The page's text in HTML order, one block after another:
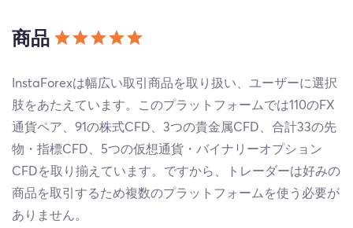
商品
InstaForexは幅広い取引商品を取り扱い、ユーザーに選択
肢をあたえています。このプラットフォームでは110のFX
通貨ペア、91の株式CFD、3つの貴金属CFD、合計33の先
物・指標CFD、5つの仮想通貨・バイナリーオプション
CFDを取り揃えています。ですから、トレーダーは好みの
商品を取引するため複数のプラットフォームを使う必要が
ありません。